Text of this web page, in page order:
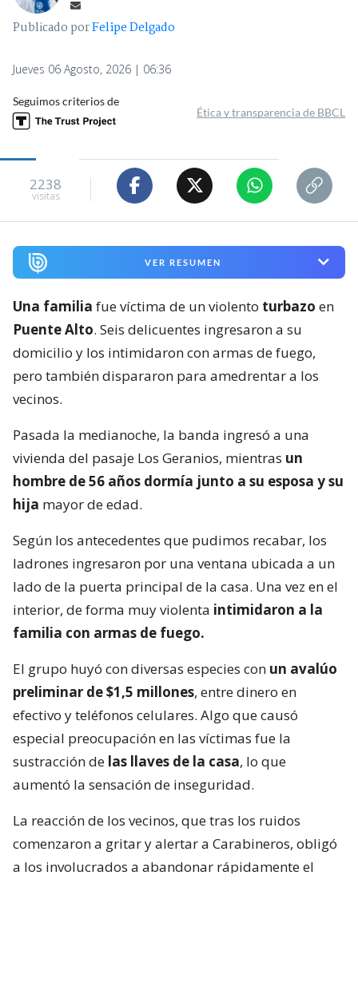
Publicado porFelipe Delgado
Jueves 06 Agosto, 2026 | 06:36
Seguimos criterios de
Ética y transparencia de BBCL
2238
visitas
VER RESUMEN
Una familia fue víctima de un violento turbazo en
Puente Alto. Seis delicuentes ingresaron a su
domicilio y los intimidaron con armas de fuego,
pero también dispararon para amedrentar a los
vecinos.
Pasada la medianoche, la banda ingresó a una
vivienda del pasaje Los Geranios, mientras un
hombre de 56 años dormía junto a su esposa y su
hija mayor de edad.
Según los antecedentes que pudimos recabar, los
ladrones ingresaron por una ventana ubicada a un
lado de la puerta principal de la casa. Una vez en el
interior, de forma muy violenta intimidaron a la
familia con armas de fuego.
El grupo huyó con diversas especies con un avalúo
preliminar de $1,5 millones, entre dinero en
efectivo y teléfonos celulares. Algo que causó
especial preocupación en las víctimas fue la
sustracción de las llaves de la casa, lo que
aumentó la sensación de inseguridad.
La reacción de los vecinos, que tras los ruidos
comenzaron a gritar y alertar a Carabineros, obligó
a los involucrados a abandonar rápidamente el